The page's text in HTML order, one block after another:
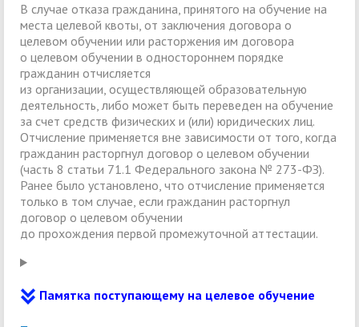
В случае отказа гражданина, принятого на обучение на
места целевой квоты, от заключения договора о
целевом обучении или расторжения им договора
о целевом обучении в одностороннем порядке
гражданин отчисляется
из организации, осуществляющей образовательную
деятельность, либо может быть переведен на обучение
за счет средств физических и (или) юридических лиц.
Отчисление применяется вне зависимости от того, когда
гражданин расторгнул договор о целевом обучении
(часть 8 статьи 71.1 Федерального закона № 273-ФЗ).
Ранее было установлено, что отчисление применяется
только в том случае, если гражданин расторгнул
договор о целевом обучении
до прохождения первой промежуточной аттестации.
Памятка поступающему на целевое обучение